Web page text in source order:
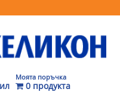
Моята поръчка
0 продукта